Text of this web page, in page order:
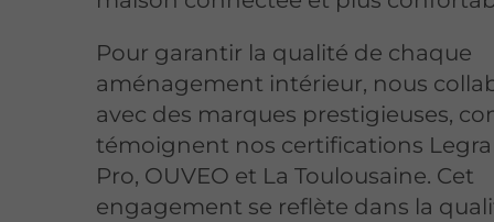
Pour garantir la qualité de chaque
aménagement intérieur, nous
avec des marques prestigieuses,
témoignent nos certifications
Pro, OUVEO et La Toulousaine. Cet
engagement se reflète dans la